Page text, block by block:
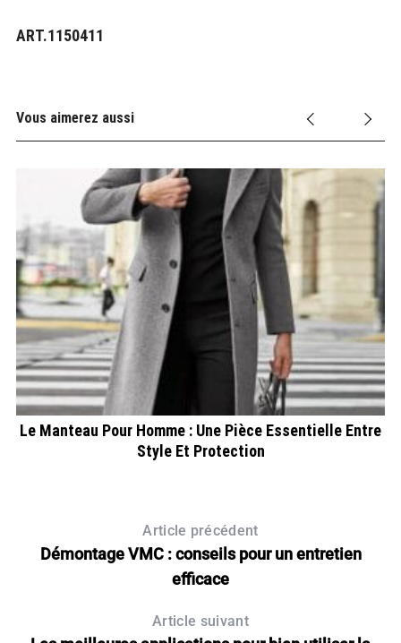
ART.1150411
Vous aimerez aussi
Le Manteau Pour Homme : Une Pièce Essentielle Entre
Style Et Protection
Article précédent
Démontage VMC : conseils pour un entretien
efficace
Article suivant